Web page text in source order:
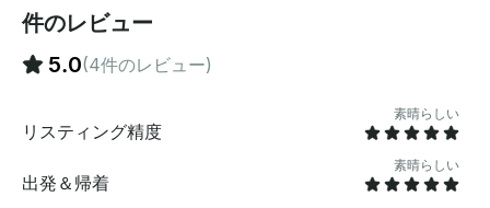
か？ギャレーの5人掛けソファは、簡単に追加のベッド
に変えることができます 。太陽が明るく輝いているの
で、ヨットの前部と後部にある広々とした日光浴エリア
に向かいましょう。海風に吹かれて肌を優しく包み、開
放的な海域の静けさに浸り、極上のリラクゼーションの
ひとときを満喫してください 。大切な人との海での1日
さ、静けさに満ちた忘れられない旅をお約束します。乗
船して、私たちと一緒にあなたの夢を叶えましょう 。ヨ
件のレビュー
5.0(4件のレビュー)
リスティング精度
素晴らしい
出発＆帰着
素晴らしい